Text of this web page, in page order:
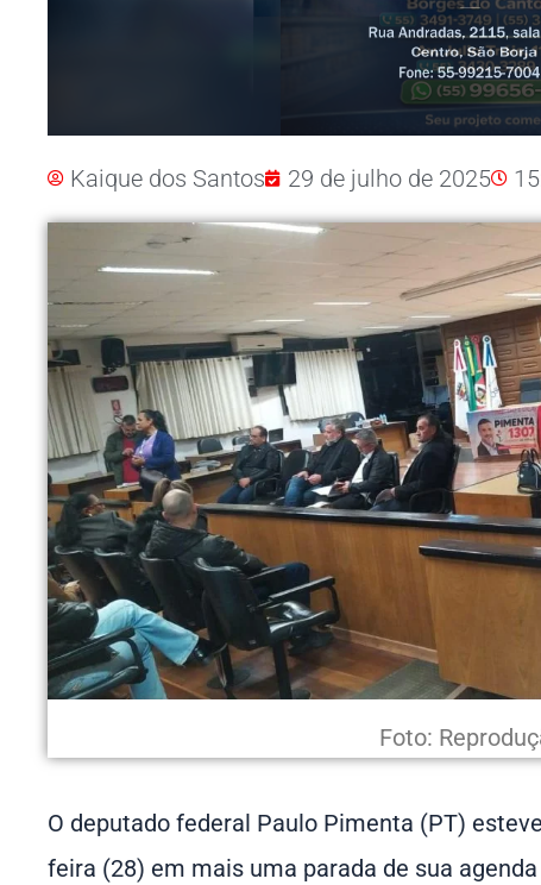
Kaique dos Santos 29 de julho de 2025
Foto:
O deputado federal Paulo Pimenta (PT)
feira (28) em mais uma parada de sua